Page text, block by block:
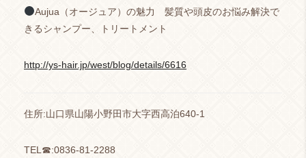
Aujua（オージュア）の魅力 髪質や頭皮のお悩み解決で
きるシャンプー、トリートメント
http://ys-hair.jp/west/blog/details/6616
住所:山口県山陽小野田市大字西高泊640-1
TEL☎︎:0836-81-2288